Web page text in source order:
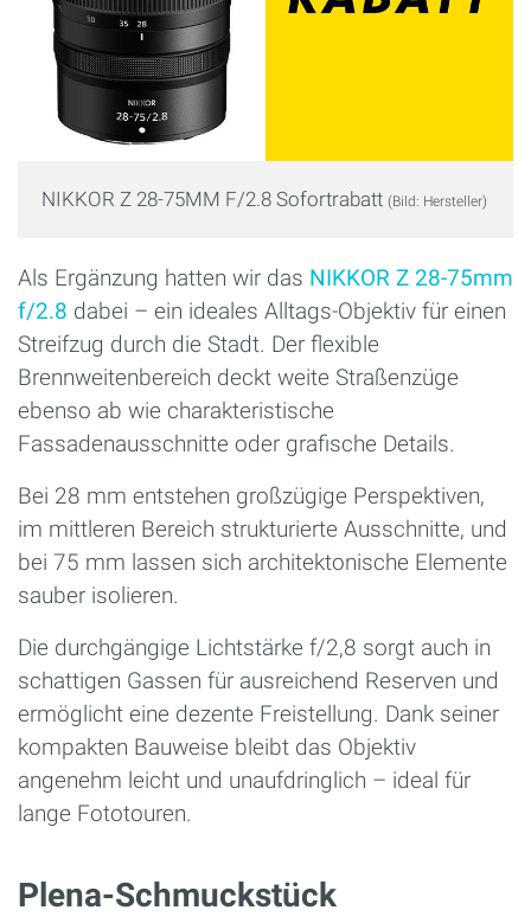
NIKKOR Z 28-75MM F/2.8 Sofortrabatt (Bild: Hersteller)
Als Ergänzung hatten wir das NIKKOR Z 28-75mm
f/2.8 dabei – ein ideales Alltags-Objektiv für einen
Streifzug durch die Stadt. Der flexible
Brennweitenbereich deckt weite Straßenzüge
ebenso ab wie charakteristische
Fassadenausschnitte oder grafische Details.
Bei 28 mm entstehen großzügige Perspektiven,
im mittleren Bereich strukturierte Ausschnitte, und
bei 75 mm lassen sich architektonische Elemente
sauber isolieren.
Die durchgängige Lichtstärke f/2,8 sorgt auch in
schattigen Gassen für ausreichend Reserven und
ermöglicht eine dezente Freistellung. Dank seiner
kompakten Bauweise bleibt das Objektiv
angenehm leicht und unaufdringlich – ideal für
lange Fototouren.
Plena-Schmuckstück